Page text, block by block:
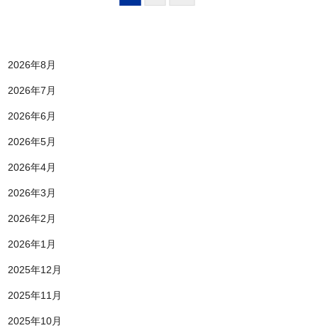
2026年8月
2026年7月
2026年6月
2026年5月
2026年4月
2026年3月
2026年2月
2026年1月
2025年12月
2025年11月
2025年10月